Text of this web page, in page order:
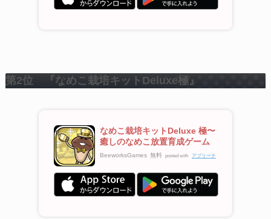
第2位 『なめこ栽培キットDeluxe極』
なめこ栽培キットDeluxe 極〜
癒しのなめこ放置育成ゲーム
BeeworksGames 無料 posted with アプリーチ